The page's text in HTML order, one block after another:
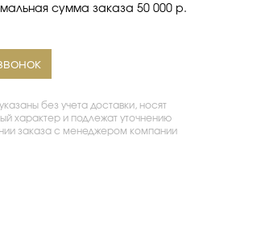
сумма заказа 50 000 р.
без учета доставки, носят
характер и подлежат уточнению
заказа с менеджером компании